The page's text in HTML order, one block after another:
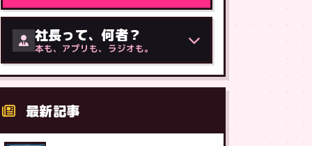
社長って、何者？
本も、アプリも、ラジオも。
最新記事